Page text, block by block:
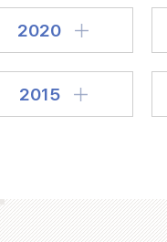
또는 “정약용”이 포함된 자료를 검색
가 나온 후 “정약용”이 나오지 않는 자
2020
2015